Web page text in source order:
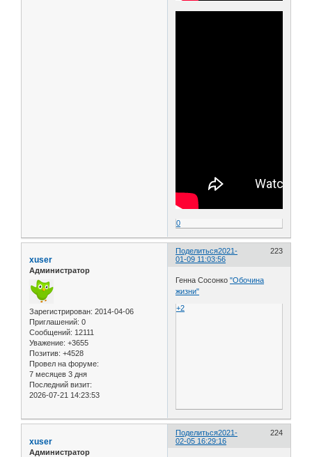
0
Поделиться 223
2021-
01-09 11:03:56
xuser
Администратор
Зарегистрирован: 2014-04-06
Приглашений: 0
Сообщений: 12111
Уважение: +3655
Позитив: +4528
Провел на форуме:
7 месяцев 3 дня
Последний визит:
2026-07-21 14:23:53
Генна Сосонко"Обочина
жизни"
+2
Поделиться 224
2021-
02-05 16:29:16
xuser
Администратор